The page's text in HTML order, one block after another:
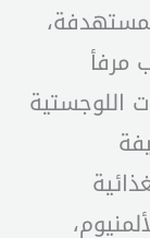
مرفأ
اللوجستية